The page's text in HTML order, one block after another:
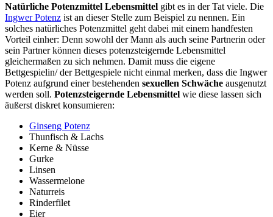
Natürliche Potenzmittel Lebensmittel gibt es in der Tat viele. Die
Ingwer Potenz ist an dieser Stelle zum Beispiel zu nennen. Ein
solches natürliches Potenzmittel geht dabei mit einem handfesten
Vorteil einher: Denn sowohl der Mann als auch seine Partnerin oder
sein Partner können dieses potenzsteigernde Lebensmittel
gleichermaßen zu sich nehmen. Damit muss die eigene
Bettgespielin/ der Bettgespiele nicht einmal merken, dass die Ingwer
Potenz aufgrund einer bestehenden sexuellen Schwäche ausgenutzt
werden soll. Potenzsteigernde Lebensmittel wie diese lassen sich
äußerst diskret konsumieren:
Ginseng Potenz
Thunfisch & Lachs
Kerne & Nüsse
Gurke
Linsen
Wassermelone
Naturreis
Rinderfilet
Eier